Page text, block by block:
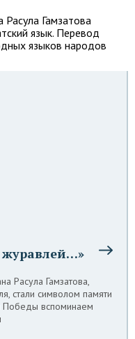
Расула Гамзатова
язык. Перевод
языков народов
журавлей…»
Расула Гамзатова,
стали символом памяти
Победы вспоминаем